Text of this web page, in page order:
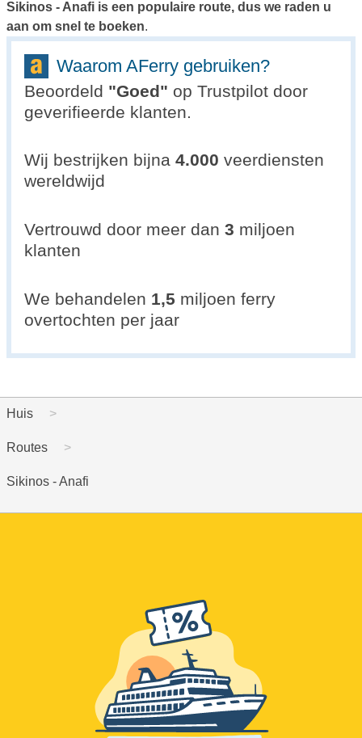
Sikinos - Anafi is een populaire route, dus we raden u
aan om snel te boeken.
Waarom AFerry gebruiken?
Beoordeld "Goed" op Trustpilot door
geverifieerde klanten.
Wij bestrijken bijna 4.000 veerdiensten
wereldwijd
Vertrouwd door meer dan 3 miljoen
klanten
We behandelen 1,5 miljoen ferry
overtochten per jaar
Huis
Routes
Sikinos - Anafi